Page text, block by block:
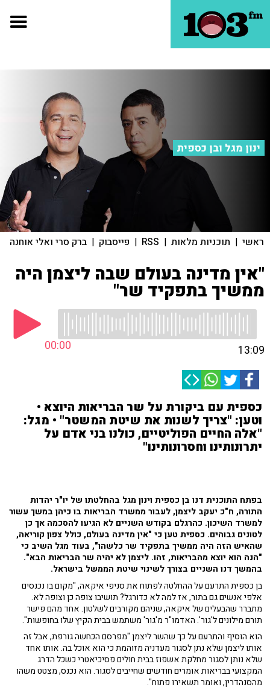
ינון מגל ובן כספית
ראשי | תוכניות מלאות |
RSS
| פייסבוק | ברק סרי ואלי אוחנה
"אין מדינה בעולם שבה ליצמן היה
ממשיך בתפקיד שר"
00:00 13:09
כספית עם ביקורת על שר הבריאות היוצא •
וטען: "צריך לשנות את שיטת המשטר" • מגל:
"אלה החיים הפוליטיים, כולנו בני אדם על
יתרונותינו וחסרונותינו"
בפתח התוכנית דנו בן כספית וינון מגל בהחלטתו של יו"ר יהדות
התורה, ח"כ יעקב ליצמן, לעבור ממשרד הבריאות בו כיהן במשך עשור
למשרד השיכון. כהרגלם בקודש השניים לא הגיעו להסכמה אך כן
לטונים גבוהים. כספית טען כי "אין מדינה בעולם, כולל צפון קוריאה,
שהאיש הזה היה ממשיך בתפקיד שר כלשהו", בעוד מגל השיב כי
"הנה הוא יוצא מהבריאות, זהו. ליצמן לא יהיה שר הבריאות הבא".
בהמשך דנו השניים בצורך לשינוי שיטת הממשל בישראל.
בן כספית התרעם על ההחלטה לפתוח את סניפי איקאה, "מקום בו נכנסים
אלפי אנשים גם בתור, אז למה לא כדורגל? תושיבו צופה כן וצופה לא.
מתברר שהבעלים של איקאה, שניהם מקורבים לשלטון. אחד מהם פישר
תורם מילונים ל'גור'. האדמו"ר מ'גור' משתמש בבית הקיץ שלו בחופשות".
הוא הוסיף והתרעם על כך שהשר ליצמן "מפרסם הכחשה גורפת, אבל זה
אותו ליצמן שלא נתן לסגור מעדניה מזוהמת כי הוא אוכל בה. אותו אחד
שלא נותן לסגור מחלקת אשפוז בבית חולים פסיכיאטרי כשכל הדרג
המקצועי בבריאות אומרים חודשים שחייבים לסגור. הוא נכנס, מצטט משהו
מהסנהדרין, ואומר תשאירו פתוח".